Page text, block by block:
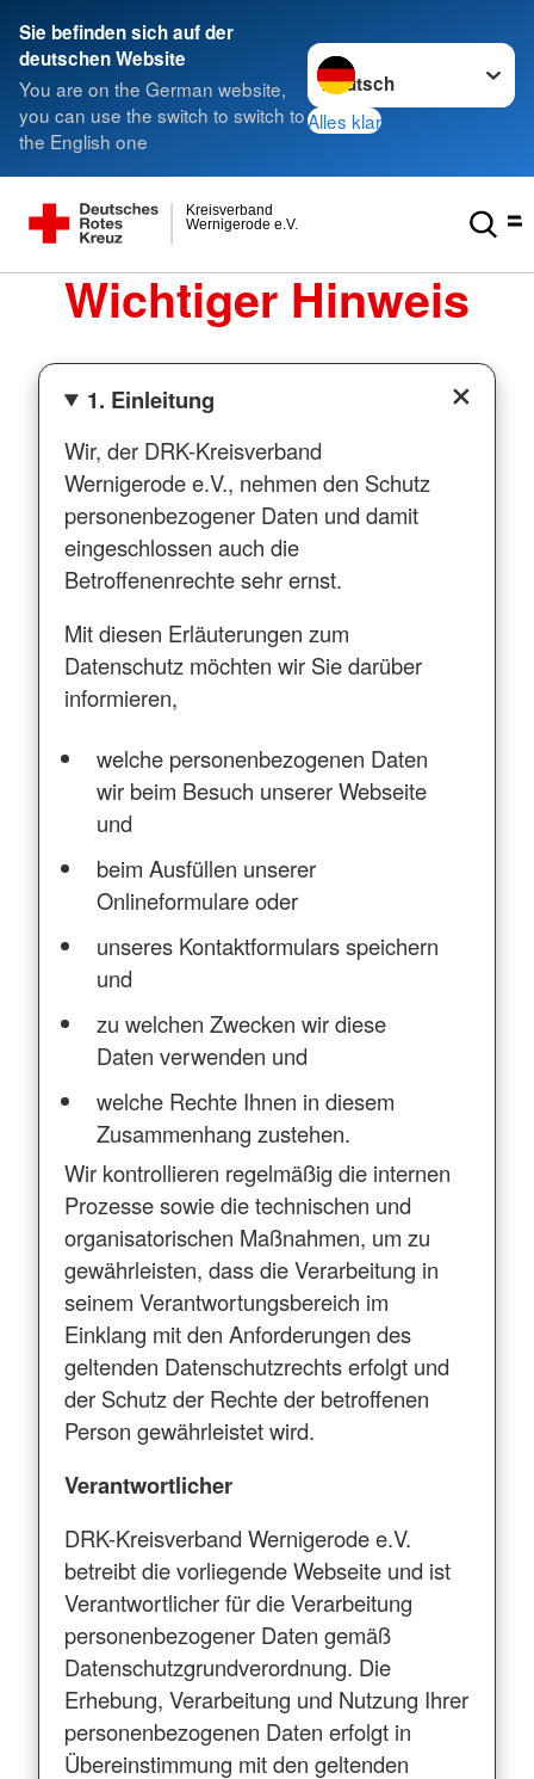
Sie befinden sich auf der
deutschen Website
You are on the German website,
you can use the switch to switch to
the English one
Sprache wechseln zu
Alles klar
Wernigerode e.V.
Kreisverband
Wichtiger Hinweis
1. Einleitung
Wir, der DRK-Kreisverband
Wernigerode e.V., nehmen den Schutz
personenbezogener Daten und damit
eingeschlossen auch die
Betroffenenrechte sehr ernst.
Mit diesen Erläuterungen zum
Datenschutz möchten wir Sie darüber
informieren,
welche personenbezogenen Daten
wir beim Besuch unserer Webseite
und
beim Ausfüllen unserer
Onlineformulare oder
unseres Kontaktformulars speichern
und
zu welchen Zwecken wir diese
Daten verwenden und
welche Rechte Ihnen in diesem
Zusammenhang zustehen.
Wir kontrollieren regelmäßig die internen
Prozesse sowie die technischen und
organisatorischen Maßnahmen, um zu
gewährleisten, dass die Verarbeitung in
seinem Verantwortungsbereich im
Einklang mit den Anforderungen des
geltenden Datenschutzrechts erfolgt und
der Schutz der Rechte der betroffenen
Person gewährleistet wird.
Verantwortlicher
DRK-Kreisverband Wernigerode e.V.
betreibt die vorliegende Webseite und ist
Verantwortlicher für die Verarbeitung
personenbezogener Daten gemäß
Datenschutzgrundverordnung. Die
Erhebung, Verarbeitung und Nutzung Ihrer
personenbezogenen Daten erfolgt in
Übereinstimmung mit den geltenden